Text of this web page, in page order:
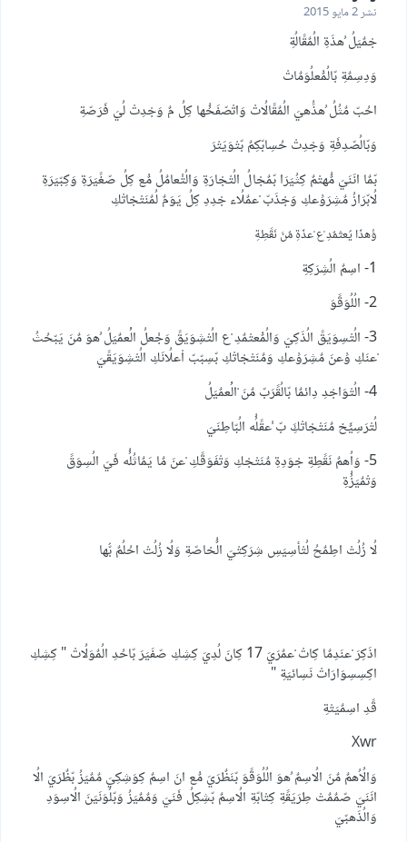
نشر2 مايو 2015
جْمٌيَلُ ُهذَةِ الُمٌقًالُةِ
وَدِسِمٌةِ بّالُمٌْعلُوَمٌاتْ
احُبّ مٌثُلُ ُهذَُهيَ الُمٌقًالُاتْ وَاتْصّفَحُُها كِلُ مٌ وَجْدِتْ لُيَ فَرَصّةِ
وَبّالُصّدِفَةِ وَجْدِتْ حُسِابّكِمٌ بّتْوَيَتْرَ
بّمٌا انَنَيَ مٌُهتْمٌ كِثُيَرَا بّمٌجْالُ الُتْجْارَةِ وَالُتْْعامٌلُ مٌْع كِلُ صّغًيَرَةِ وَكِبّيَرَةِ
لُابّرَازُ مٌشِرَوَْعكِ وَجْذَبّ ْعمٌلُاء جْدِدِ كِلُ يَوَمٌ لُمٌنَتْجْاتْكِ
وَُهذَا يَْعتْمٌدِ ْع ْعذَةِمٌنَ نَقًطِةِ
1- اسِمٌ الُشِرَكِةِ
2- الُلُوَقًوَ
3- الُتْسِوَيَقً الُذَكِيَ وَالُمٌْعتْمٌدِ ْع الُتْشِوَيَقً وَجْْعلُ الُْعمٌيَلُ ُهوَ مٌنَ يَبّحُثُ
ْعنَكِ وَْعنَ مٌشِرَوَْعكِ وَمٌنَتْجْاتْكِ بّسِبّبّ اْعلُانَكِ الُتْشِوَيَقًيَ
4- الُتْوَاجْدِ دِائمٌا بّالُقًرَبّ مٌنَ ْالُْعمٌيَلُ
لُتْرَسِيٌَخ مٌنَتْجْاتْكَِ بّ ْْعقًلُُه الُبّاطِنَيَ
5- وَاُهمٌ نَقًطِةِ جْوَدِةِ مٌنَتْجْكِ وَتْفَوَقًكِ ْعنَ مٌا يَمٌاثُلُُه فَيَ الُسِوَقً
وَتْمٌيَزُُةِ
لُا زُلُتْ اطِمٌحُ لُتْأسِيَسِ شِرَكِتْيَ الٌُخاصّةِ وَلُا زُلُتْ احُلُمٌ بُّها
اذَكِرَ ْعنَدِمٌا كِاتْ ْعمٌرَيَ 17 كِانَ لُدِيَ كِشِكِ صّفَيَرَ بّاحُدِ الُمٌوَلُاتْ " كِشِكِ
اكِسِسِوَارَاتْ نَسِائيَةِ "
قًدِ اسِمٌيَتْةِ
Xwr
وَالُاُهمٌ مٌنَ الُاسِمٌ ُهوَ الُلُوَقًوَ بّنَظٌرَيَ مٌْع انَ اسِمٌ كِوَشِكِيَ مٌمٌيَزُ بّظٌرَيَ الُا
انَنَيَ صّمٌمٌتْ طِرَيَقًةِ كِتْابّةِ الُاسِمٌ بّشِكِلُ فَنَيَ وَمٌمٌيَزُ وَبّلُوَنَيَنَ الُاسِوَدِ
وَالُذَهبّيَ